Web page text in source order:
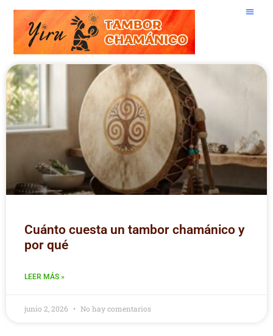
Cuánto cuesta un tambor chamánico y
por qué
LEER MÁS »
junio 2, 2026 No hay comentarios